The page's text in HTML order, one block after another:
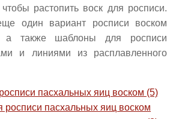
растопить воск для росписи.
один вариант росписи воском
а также шаблоны для росписи
и линиями из расплавленного